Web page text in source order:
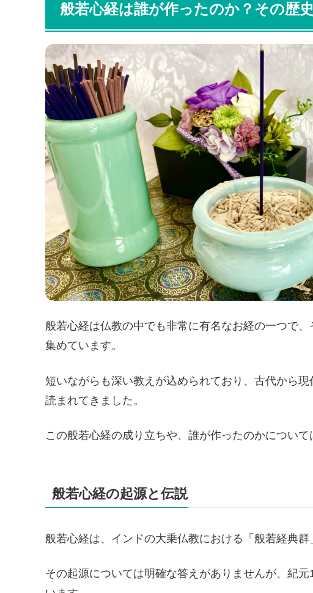
般若心経は誰が作ったのか？その歴
般若心経は仏教の中でも非常に有名なお経の一つで
集めています。
短いながらも深い教えが込められており、古代から
読まれてきました。
この般若心経の成り立ちや、誰が作ったのかについ
般若心経の起源と伝説
般若心経は、インドの大乗仏教における「般若経典群
その起源については明確な答えがありませんが、紀